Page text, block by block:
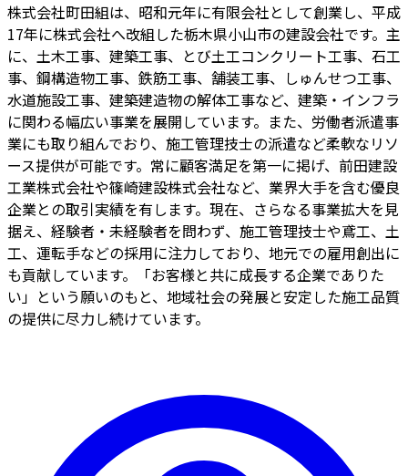
株式会社町田組は、昭和元年に有限会社として創業し、平成
17年に株式会社へ改組した栃木県小山市の建設会社です。主
に、土木工事、建築工事、とび土工コンクリート工事、石工
事、鋼構造物工事、鉄筋工事、舗装工事、しゅんせつ工事、
水道施設工事、建築建造物の解体工事など、建築・インフラ
に関わる幅広い事業を展開しています。また、労働者派遣事
業にも取り組んでおり、施工管理技士の派遣など柔軟なリソ
ース提供が可能です。常に顧客満足を第一に掲げ、前田建設
工業株式会社や篠崎建設株式会社など、業界大手を含む優良
企業との取引実績を有します。現在、さらなる事業拡大を見
据え、経験者・未経験者を問わず、施工管理技士や鳶工、土
工、運転手などの採用に注力しており、地元での雇用創出に
も貢献しています。「お客様と共に成長する企業でありた
い」という願いのもと、地域社会の発展と安定した施工品質
の提供に尽力し続けています。